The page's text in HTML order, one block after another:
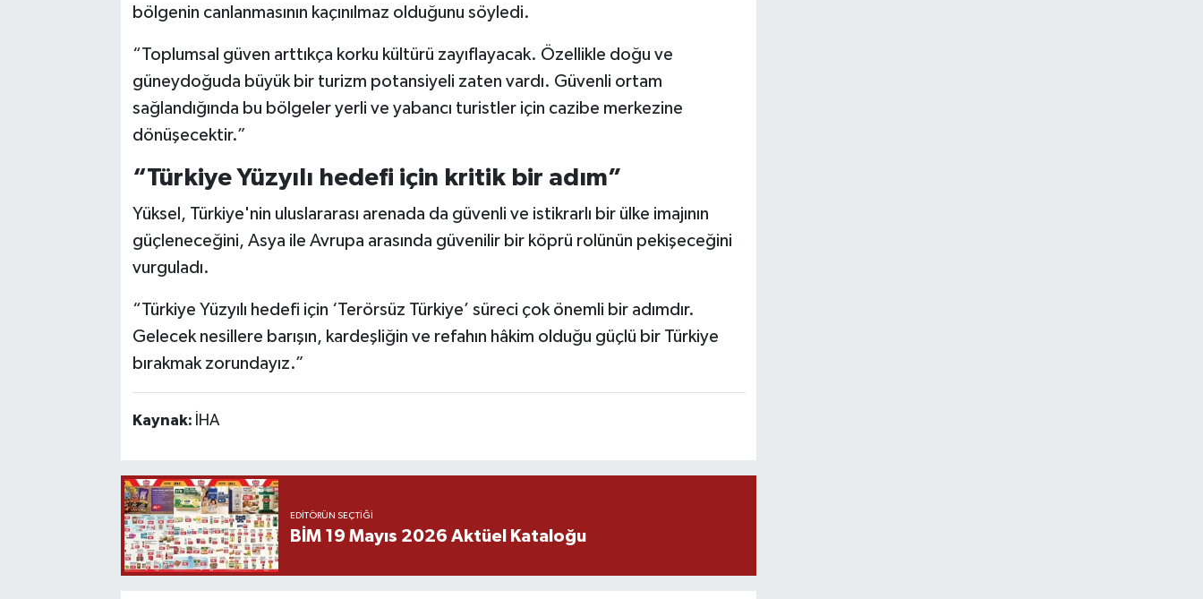
bölgenin canlanmasının kaçınılmaz olduğunu söyledi.
“Toplumsal güven arttıkça korku kültürü zayıflayacak. Özellikle doğu ve
güneydoğuda büyük bir turizm potansiyeli zaten vardı. Güvenli ortam
sağlandığında bu bölgeler yerli ve yabancı turistler için cazibe merkezine
dönüşecektir.”
“Türkiye Yüzyılı hedefi için kritik bir adım”
Yüksel, Türkiye'nin uluslararası arenada da güvenli ve istikrarlı bir ülke imajının
güçleneceğini, Asya ile Avrupa arasında güvenilir bir köprü rolünün pekişeceğini
vurguladı.
“Türkiye Yüzyılı hedefi için ‘Terörsüz Türkiye’ süreci çok önemli bir adımdır.
Gelecek nesillere barışın, kardeşliğin ve refahın hâkim olduğu güçlü bir Türkiye
bırakmak zorundayız.”
Kaynak: İHA
EDITÖRÜN SEÇTIĞI
BİM 19 Mayıs 2026 Aktüel Kataloğu